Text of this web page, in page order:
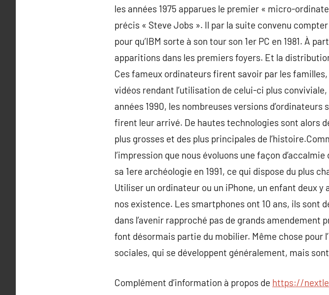
les années 1975 apparues le premier « micro-
précis « Steve Jobs ». Il par la suite convenu
pour qu’IBM sorte à son tour son 1er PC en 1981. À
apparitions dans les premiers foyers. Et la
Ces fameux ordinateurs firent savoir par les
vidéos rendant l’utilisation de celui-ci plus
années 1990, les nombreuses versions
firent leur arrivé. De hautes technologies sont alors
plus grosses et des plus principales de
l’impression que nous évoluons une façon
sa 1ere archéologie en 1991, ce qui dispose du plus
Utiliser un ordinateur ou un iPhone, un enfant deux
nos existence. Les smartphones ont 10 ans, ils sont
dans l’avenir rapproché pas de grands
font désormais partie du mobilier. Même chose pour
sociales, qui se développent généralement, mais
Complément d’information à propos de https://